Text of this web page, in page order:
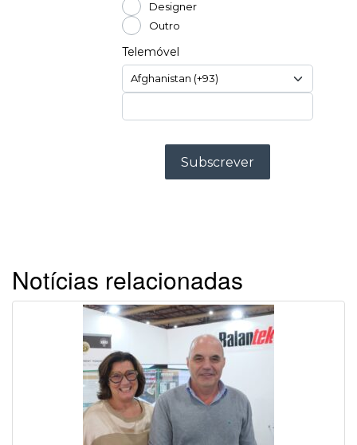
Notícias relacionadas